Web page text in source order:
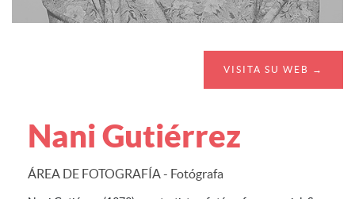
VISITA SU WEB →
Nani Gutiérrez
ÁREA DE FOTOGRAFÍA - Fotógrafa